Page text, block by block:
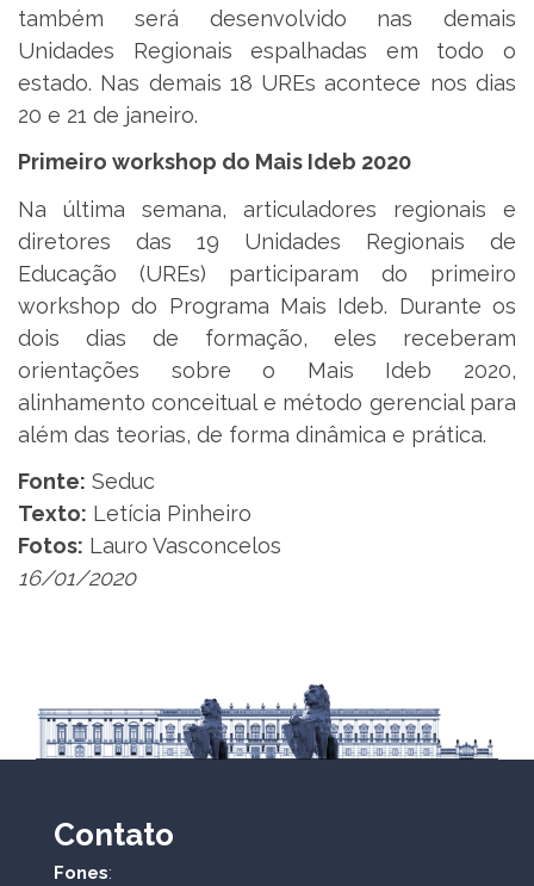
também será desenvolvido nas demais
Unidades Regionais espalhadas em todo o
estado. Nas demais 18 UREs acontece nos dias
20 e 21 de janeiro.
Primeiro workshop do Mais Ideb 2020
Na última semana, articuladores regionais e
diretores das 19 Unidades Regionais de
Educação (UREs) participaram do primeiro
workshop do Programa Mais Ideb. Durante os
dois dias de formação, eles receberam
orientações sobre o Mais Ideb 2020,
alinhamento conceitual e método gerencial para
além das teorias, de forma dinâmica e prática.
Fonte: Seduc
Texto: Letícia Pinheiro
Fotos: Lauro Vasconcelos
16/01/2020
Contato
Fones: